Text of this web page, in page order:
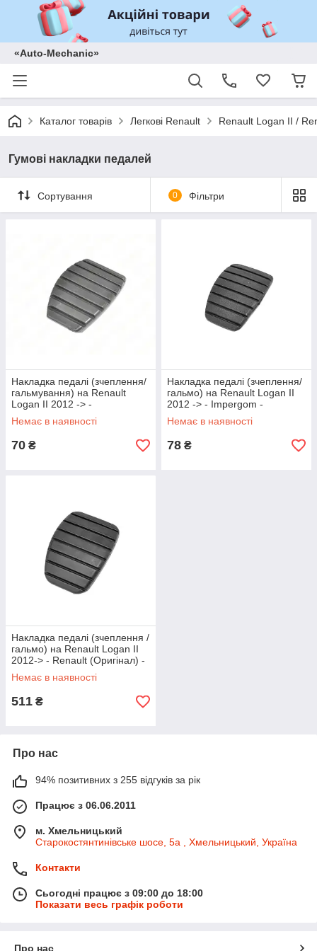
«Auto-Mechanic»
Каталог товарів Легкові Renault Renault Logan II /
Гумові накладки педалей
Сортування 0 Фільтри
Накладка педалі (зчеплення/
гальмування) на Renault
Logan II 2012 -> -
AutoTechteile - 5110067
Немає в наявності
70 ₴
Накладка педалі (зчеплення/
гальмо) на Renault Logan II
2012 -> - Impergom -
IMP32758
Немає в наявності
78 ₴
Накладка педалі (зчеплення /
гальмо) на Renault Logan II
2012-> - Renault (Оригінал) -
465310981R
Немає в наявності
511 ₴
Про нас
94% позитивних з 255 відгуків за рік
Працює з 06.06.2011
м. Хмельницький
Старокостянтинівське шосе, 5а , Хмельницький, Україна
Контакти
Сьогодні працює з 09:00 до 18:00
Показати весь графік роботи
Про нас